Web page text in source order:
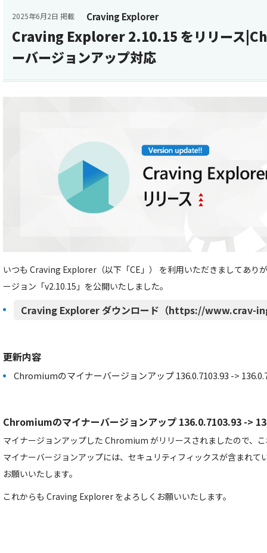
Craving Explorer
2025年6月2日 掲載
Craving Explorer 2.10.15 をリリース
ーバージョンアップ対応
いつも Craving Explorer（以下「CE」） を利用いただきましてあり
ージョン「v2.10.15」を公開いたしました。
Craving Explorer ダウンロード（https://www.crav-
更新内容
Chromiumのマイナーバージョンアップ 136.0.7103.93 ->
Chromiumのマイナーバージョンアップ 136.0.7103.93 ->
マイナージョンアップした Chromium がリリースされましたので、
マイナーバージョンアップには、セキュリティフィックスが含まれて
お願いいたします。
これからも Craving Explorer をよろしくお願いいたします。